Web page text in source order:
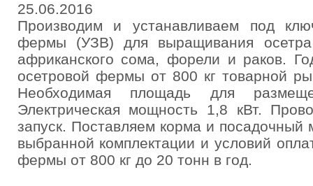
25.06.2016
Производим и устанавливаем под
фермы (УЗВ) для выращивания
африканского сома, форели и раков.
осетровой фермы от 800 кг товарной
Необходимая площадь для
Электрическая мощность 1,8 кВт.
запуск. Поставляем корма и посадочный
выбранной комплектации и условий
фермы от 800 кг до 20 тонн в год.